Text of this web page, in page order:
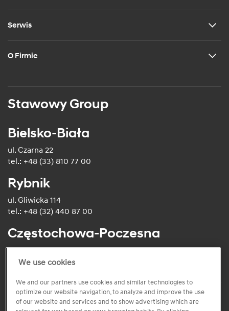
Serwis
O Firmie
Stawowy Group
Bielsko-Biała
ul. Czarna 22
tel.: +48 (33) 810 77 00
Rybnik
ul. Gliwicka 114
tel.: +48 (32) 440 87 00
Częstochowa-Poczesna
ul. Krakowska 8
tel.: +48 (34) 500 50 50
We use cookies
We and our partners use cookies and similar technologies to
optimize our website navigation, to analyze and improve the use
of our website and services and to show advertising which are